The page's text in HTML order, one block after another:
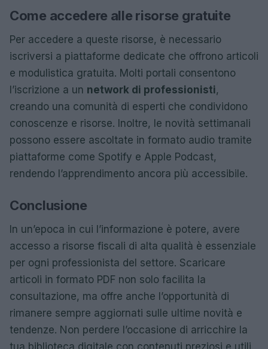
Come accedere alle risorse gratuite
Per accedere a queste risorse, è necessario
iscriversi a piattaforme dedicate che offrono articoli
e modulistica gratuita. Molti portali consentono
l’iscrizione a un network di professionisti,
creando una comunità di esperti che condividono
conoscenze e risorse. Inoltre, le novità settimanali
possono essere ascoltate in formato audio tramite
piattaforme come Spotify e Apple Podcast,
rendendo l’apprendimento ancora più accessibile.
Conclusione
In un’epoca in cui l’informazione è potere, avere
accesso a risorse fiscali di alta qualità è essenziale
per ogni professionista del settore. Scaricare
articoli in formato PDF non solo facilita la
consultazione, ma offre anche l’opportunità di
rimanere sempre aggiornati sulle ultime novità e
tendenze. Non perdere l’occasione di arricchire la
tua biblioteca digitale con contenuti preziosi e utili